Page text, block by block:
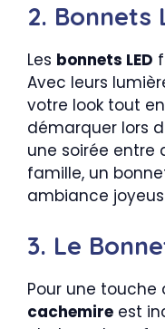
2. Bonnets
Les bonnets LED
Avec leurs
votre look tout
démarquer lors
une soirée entre
famille, un
ambiance
3. Le
Pour une touche
cachemire est